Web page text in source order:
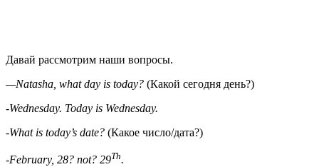
Давай рассмотрим наши вопросы.
—Natasha, what day is today? (Какой сегодня день?)
-Wednesday. Today is Wednesday.
-What is today’s date? (Какое число/дата?)
-February, 28? not? 29Th.